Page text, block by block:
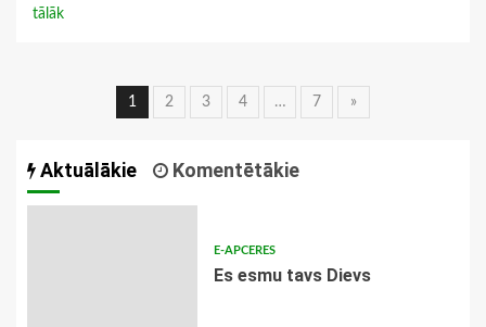
tālāk
Ziņu
1 2 3 4 … 7 »
Aktuālākie Komentētākie
E-APCERES
Es esmu tavs Dievs